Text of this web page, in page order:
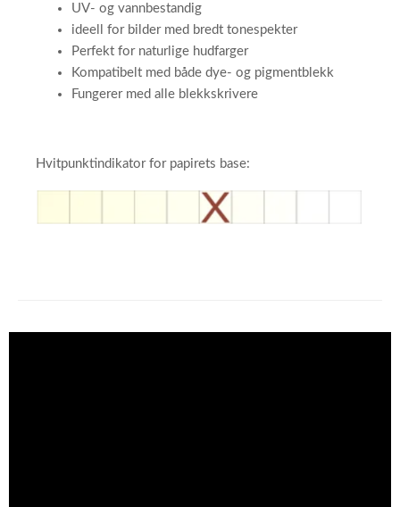
UV- og vannbestandig
ideell for bilder med bredt tonespekter
Perfekt for naturlige hudfarger
Kompatibelt med både dye- og pigmentblekk
Fungerer med alle blekkskrivere
Hvitpunktindikator for papirets base: